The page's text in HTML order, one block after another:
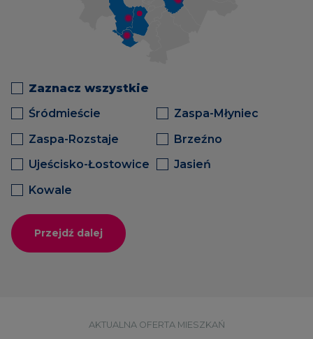
Zaznacz wszystkie
Śródmieście
Zaspa-Młyniec
Zaspa-Rozstaje
Brzeźno
Ujeścisko-Łostowice
Jasień
Kowale
Przejdź dalej
AKTUALNA OFERTA MIESZKAŃ